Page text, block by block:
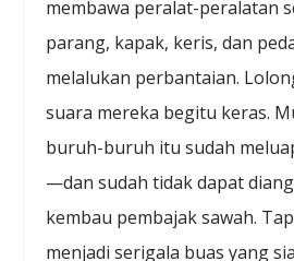
membawa peralat-peralatan
parang, kapak, keris, dan
melalukan perbantaian.
suara mereka begitu keras.
buruh-buruh itu sudah
—dan sudah tidak dapat
kembau pembajak sawah.
menjadi serigala buas yang